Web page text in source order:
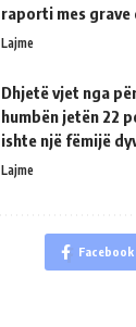
raporti mes grave
Lajme
Dhjetë vjet nga
humbën jetën 22
ishte një fëmijë
Lajme
Facebook